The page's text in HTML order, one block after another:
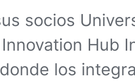
socios
Hub
los